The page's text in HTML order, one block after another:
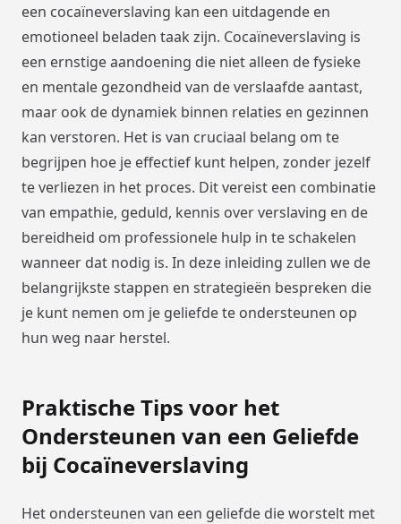
een cocaïneverslaving kan een uitdagende en
emotioneel beladen taak zijn. Cocaïneverslaving is
een ernstige aandoening die niet alleen de fysieke
en mentale gezondheid van de verslaafde aantast,
maar ook de dynamiek binnen relaties en gezinnen
kan verstoren. Het is van cruciaal belang om te
begrijpen hoe je effectief kunt helpen, zonder jezelf
te verliezen in het proces. Dit vereist een combinatie
van empathie, geduld, kennis over verslaving en de
bereidheid om professionele hulp in te schakelen
wanneer dat nodig is. In deze inleiding zullen we de
belangrijkste stappen en strategieën bespreken die
je kunt nemen om je geliefde te ondersteunen op
hun weg naar herstel.
Praktische Tips voor het
Ondersteunen van een Geliefde
bij Cocaïneverslaving
Het ondersteunen van een geliefde die worstelt met